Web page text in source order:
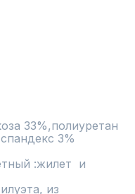
33%,полиуретан
3%
:жилет  и